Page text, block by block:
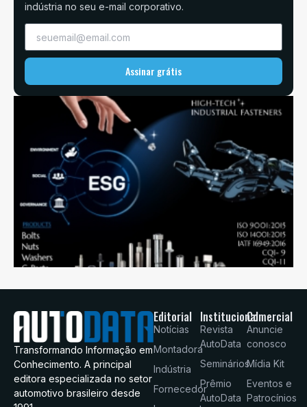
indústria no seu e-mail corporativo.
Assinar grátis
Transformando Informação em
Conhecimento. A principal
editora especializada no setor
automotivo brasileiro desde
Editorial
Notícias
Montadora
Indústria
Fornecedor
Institucional
Revista
AutoData
Seminários
Prêmio
AutoData
Comercial
Anuncie
conosco
Mídia Kit
Eventos e
Patrocínios